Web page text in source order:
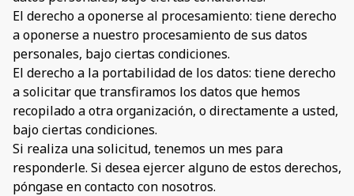
El derecho a oponerse al procesamiento: tiene derecho
a oponerse a nuestro procesamiento de sus datos
personales, bajo ciertas condiciones.
El derecho a la portabilidad de los datos: tiene derecho
a solicitar que transfiramos los datos que hemos
recopilado a otra organización, o directamente a usted,
bajo ciertas condiciones.
Si realiza una solicitud, tenemos un mes para
responderle. Si desea ejercer alguno de estos derechos,
póngase en contacto con nosotros.